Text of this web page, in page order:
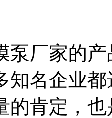
泵厂家的
知名企业
的肯定，